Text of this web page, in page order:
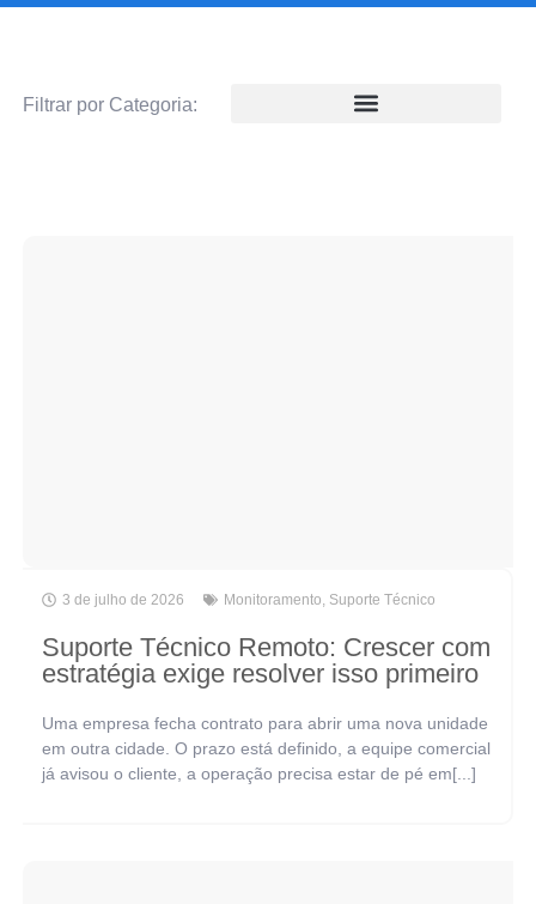
Filtrar por Categoria:
3 de julho de 2026 Monitoramento Suporte Técnico
Suporte Técnico Remoto: Crescer com
estratégia exige resolver isso primeiro
Uma empresa fecha contrato para abrir uma nova unidade
em outra cidade. O prazo está definido, a equipe comercial
já avisou o cliente, a operação precisa estar de pé em[...]